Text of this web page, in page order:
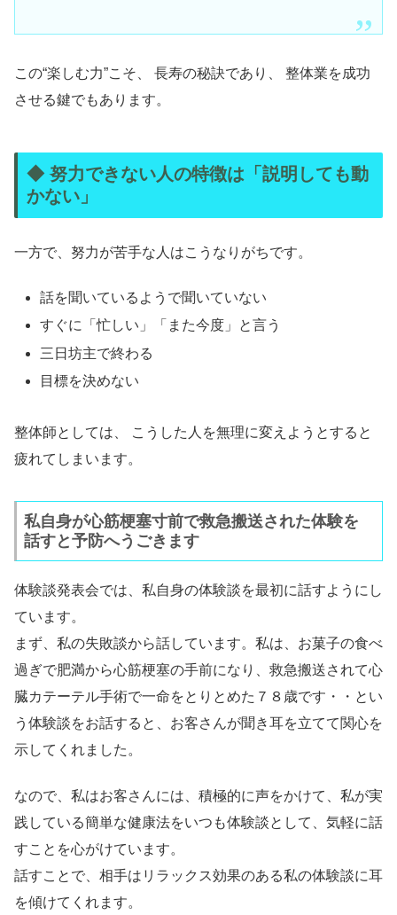
この“楽しむ力”こそ、 長寿の秘訣であり、 整体業を成功
させる鍵でもあります。
◆ 努力できない人の特徴は「説明しても動
かない」
一方で、努力が苦手な人はこうなりがちです。
話を聞いているようで聞いていない
すぐに「忙しい」「また今度」と言う
三日坊主で終わる
目標を決めない
整体師としては、 こうした人を無理に変えようとすると
疲れてしまいます。
私自身が心筋梗塞寸前で救急搬送された体験を
話すと予防へうごきます
体験談発表会では、私自身の体験談を最初に話すようにし
ています。
まず、私の失敗談から話しています。私は、お菓子の食べ
過ぎで肥満から心筋梗塞の手前になり、救急搬送されて心
臓カテーテル手術で一命をとりとめた７８歳です・・とい
う体験談をお話すると、お客さんが聞き耳を立てて関心を
示してくれました。
なので、私はお客さんには、積極的に声をかけて、私が実
践している簡単な健康法をいつも体験談として、気軽に話
すことを心がけています。
話すことで、相手はリラックス効果のある私の体験談に耳
を傾けてくれます。